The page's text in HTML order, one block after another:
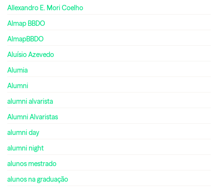
Allexandro E. Mori Coelho
Almap BBDO
AlmapBBDO
Aluísio Azevedo
Alumia
Alumni
alumni alvarista
Alumni Alvaristas
alumni day
alumni night
alunos mestrado
alunos na graduação